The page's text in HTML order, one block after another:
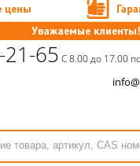
65 С 8.00 до 17.00